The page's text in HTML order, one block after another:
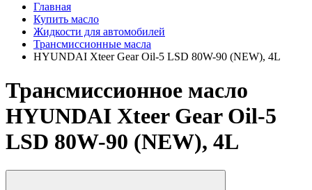
Главная
Купить масло
Жидкости для автомобилей
Трансмиссионные масла
HYUNDAI Xteer Gear Oil-5 LSD 80W-90 (NEW), 4L
Трансмиссионное масло
HYUNDAI Xteer Gear Oil-5
LSD 80W-90 (NEW), 4L